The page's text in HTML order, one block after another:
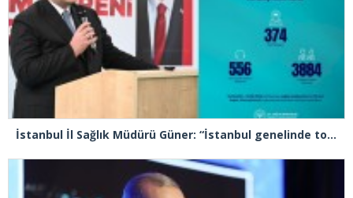
İstanbul İl Sağlık Müdürü Güner: “İstanbul genelinde toplam 48 bin 816 sağlık personelimiz bayram süresince görev başındadır”